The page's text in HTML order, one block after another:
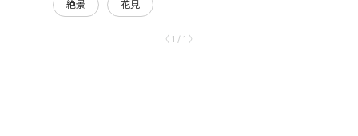
絶景 花見
〈 1 / 1 〉